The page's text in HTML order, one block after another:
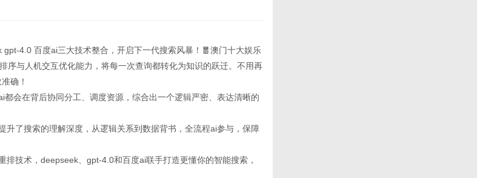
4.0 百度ai三大技术整合，开启下一代搜索风暴！🧧澳门十大娱乐
序与人机交互优化能力，将每一次查询都转化为知识的跃迁。不用再
确！
都会在背后协同分工、调度资源，综合出一个逻辑严密、表达清晰的
升了搜索的理解深度，从逻辑关系到数据背书，全流程ai参与，保障
排技术，deepseek、gpt-4.0和百度ai联手打造更懂你的智能搜索，